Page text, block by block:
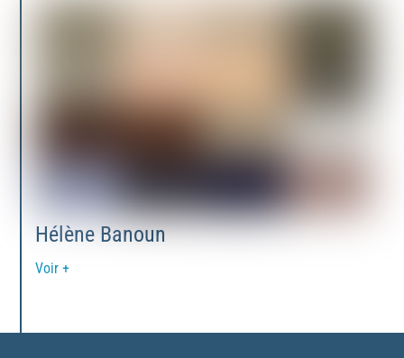
Hélène Banoun
Voir +